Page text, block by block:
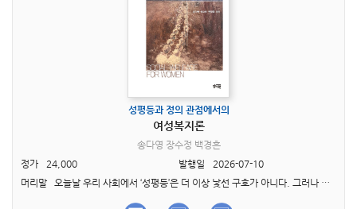
성평등과 정의 관점에서의
여성복지론
송다영 장수정 백경흔
정가
24,000 발행일
2026-07-10
머리말 오늘날 우리 사회에서 ‘성평등’은 더 이상 낯선 구호가 아니다. 그러나 여전히 많은 이들에게 성평등은 여성이 남성보다 더 많은 혜택을 받는 역차별의 문제로 오해받거나, ..